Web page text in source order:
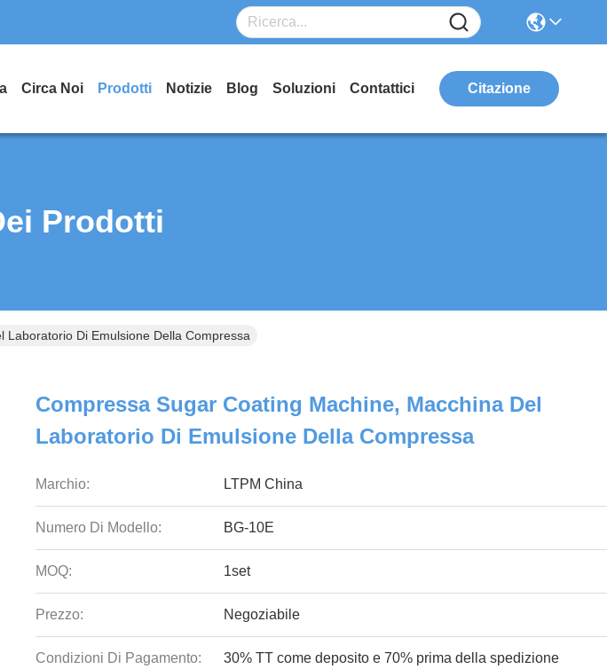
Circa Noi Prodotti Notizie Blog Soluzioni Contattici Citazione
Prodotti
Di Emulsione Della Compressa
Compressa Sugar Coating Machine, Macchina Del
Laboratorio Di Emulsione Della Compressa
Marchio: LTPM China
Numero Di Modello: BG-10E
MOQ: 1set
Prezzo: Negoziabile
Condizioni Di Pagamento: 30% TT come deposito e 70% prima della spedizione